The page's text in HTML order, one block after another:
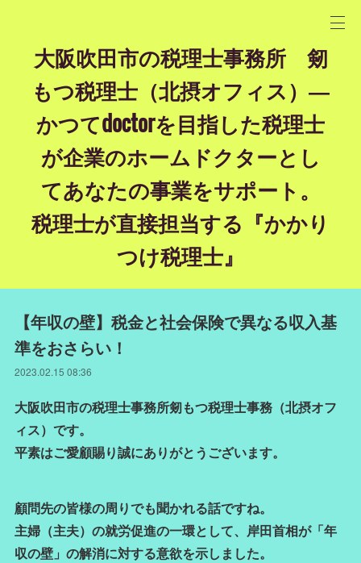
大阪吹田市の税理士事務所 剱
もつ税理士（北摂オフィス）―
かつてdoctorを目指した税理士
が企業のホームドクターとし
てあなたの事業をサポート。
税理士が直接担当する『かかり
つけ税理士』
【年収の壁】税金と社会保険で異なる収入基
準をおさらい！
2023.02.15 08:36
大阪吹田市の税理士事務所剱もつ税理士事務（北摂オフ
ィス）です。
平素はご愛顧賜り誠にありがとうございます。
顧問先の皆様の周りでも聞かれる話ですね。
主婦（主夫）の就労促進の一環として、岸田首相が「年
収の壁」の解消に対する意欲を示しました。